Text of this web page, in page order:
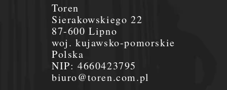
Toren
Sierakowskiego 22
87-600 Lipno
woj. kujawsko-pomorskie
Polska
NIP:4660423795
biuro@toren.com.pl